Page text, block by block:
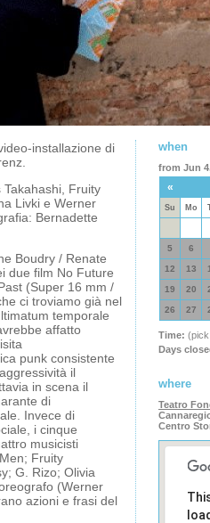
installazione di
Fruity
Livki e Werner
Bernadette
Boudry / Renate
due film No Future
(Super 16 mm /
ci troviamo già nel
temporale
affatto
punk consistente
il
in scena il
di
Invece di
i cinque
musicisti
Fruity
G. Rizo; Olivia
(Werner
azioni e frasi del
when
from Jun
«
Su Mo
5 6
12 13
19 20
26 27
Time:
Days
where
Teatro
Centro